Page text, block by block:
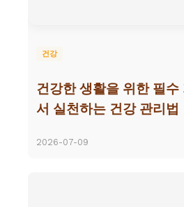
건강
건강한 생활을 위한 필수
서 실천하는 건강 관리법
2026-07-09